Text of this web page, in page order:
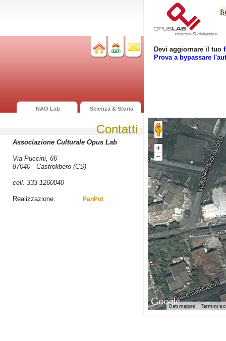
NAO Lab Scienza & Storia
Devi aggiornare il tuo
Prova a bypassare
Contatti
Associazione Culturale Opus Lab
Via Puccini, 66
87040 - Castrolibero (CS)
cell. 333 1260040
Realizzazione: PanPot